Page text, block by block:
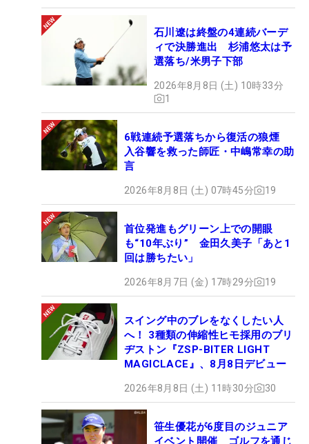
石川遼は終盤の4連続バーデ
ィで決勝進出 杉浦悠太は予
選落ち/米男子下部
2026年8月8日 (土) 10時33分
1
6戦連続予選落ちから復活の狼煙
入谷響を救った師匠・中嶋常幸の助
言
2026年8月8日 (土) 07時45分 19
首位発進もグリーン上での開眼
も“10年ぶり” 金田久美子「あと1
回は勝ちたい」
2026年8月7日 (金) 17時29分 19
スイング中のブレをなくしたい人
へ！ 3種類の伸縮性ヒモ採用のブリ
ヂストン『ZSP-BITER LIGHT
MAGICLACE』、8月8日デビュー
2026年8月8日 (土) 11時30分 30
笹生優花が6度目のジュニア
イベント開催 ゴルフを通じ